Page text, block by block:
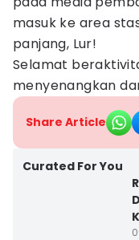
masuk ke area
panjang, Lur!
Selamat
menyenangkan
Share Article
Curated For You